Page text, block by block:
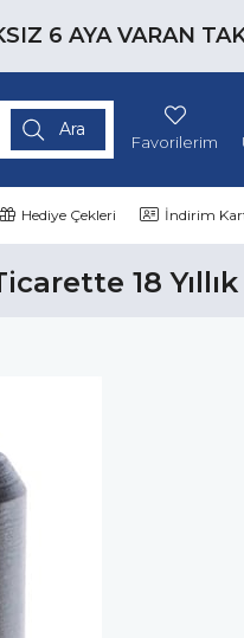
6 AYA VARAN
Favorilerim
Hediye Çekleri İndirim
18